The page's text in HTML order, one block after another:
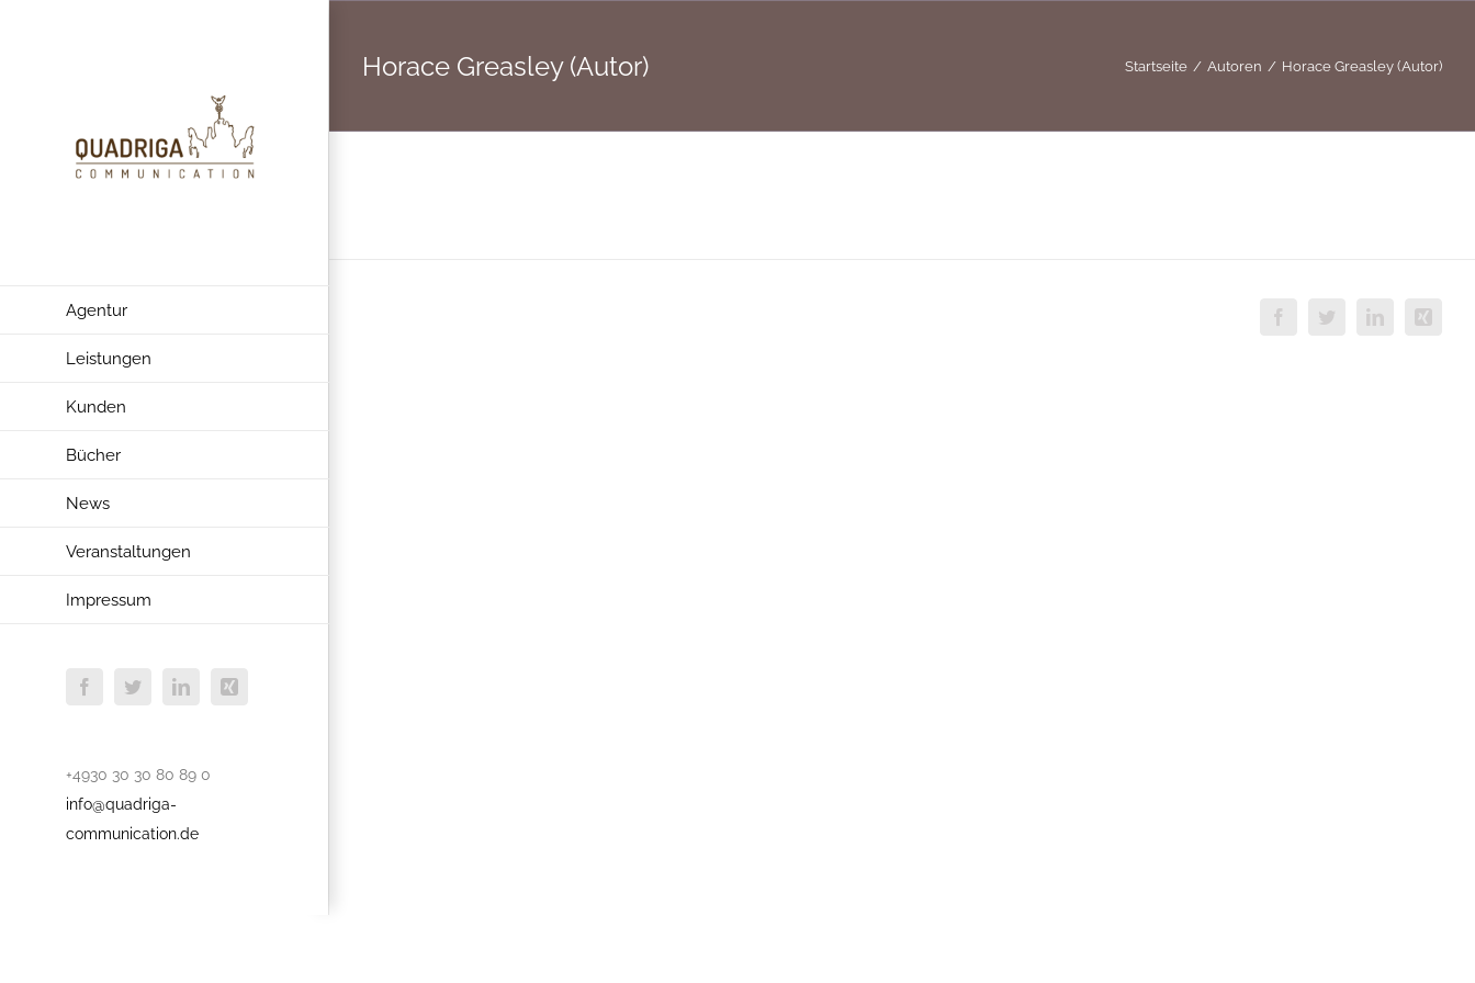
Agentur
Leistungen
Kunden
Bücher
News
Veranstaltungen
Impressum
FacebookTwitterLinkedInXing
+4930 30 30 80 89 0
info@quadriga-
communication.de
Horace Greasley (Autor) Startseite Autoren Horace Greasley (Autor)
FacebookTwitterLinkedInXing